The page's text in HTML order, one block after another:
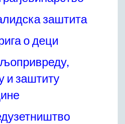
сталних радних тела
подручја општине
привреде
заштита
о деци
и заштиту